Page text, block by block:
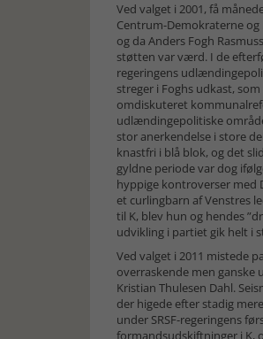
Ved valget i 2001, få
Centrum-Demokraterne
og da Anders Fogh
støtten var værd. I de
regeringens
streger i Foghs udkast,
omdiskuteret
udlændingepolitiske
stor anerkendelse i store
knastfri i blå blok, og det
gyldne periode var dog
hyppige kontroverser med
et curlingbarn af Venstres
til K, blev hun og hendes
udvikling i partiet gik helt i
Ved valget i 2011 mistede
overraskende men
Kristian Thulesen Dahl.
der higede efter stadig
under SRSF-regeringens
formandsudskiftninger i K,